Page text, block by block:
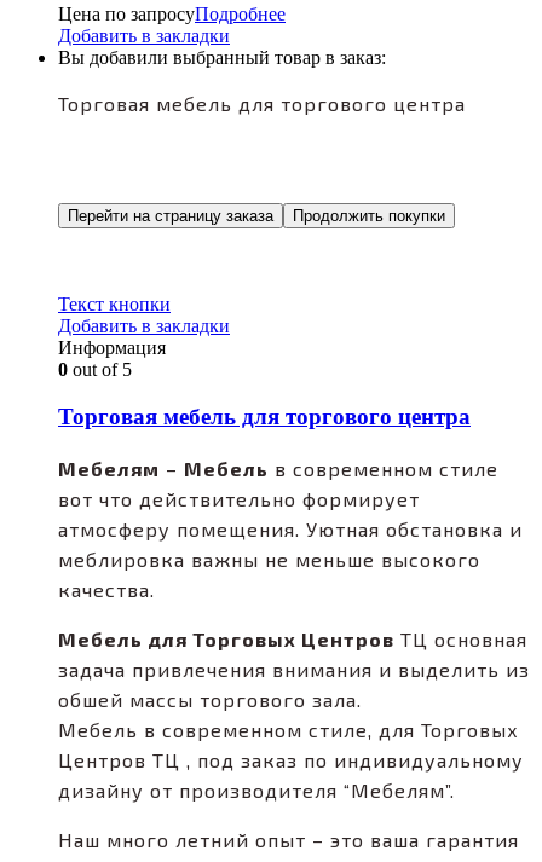
Цена по запросуПодробнее
Добавить в закладки
Вы добавили выбранный товар в заказ:
Торговая мебель для торгового центра
Перейти на страницу заказа Продолжить покупки
Текст кнопки
Добавить в закладки
Информация
0 out of 5
Торговая мебель для торгового центра
Мебелям – Мебель в современном стиле
вот что действительно формирует
атмосферу помещения. Уютная обстановка и
меблировка важны не меньше высокого
качества.
Мебель для Торговых Центров ТЦ основная
задача привлечения внимания и выделить из
обшей массы торгового зала.
Мебель в современном стиле, для Торговых
Центров ТЦ , под заказ по индивидуальному
дизайну от производителя “Мебелям”.
Наш много летний опыт – это ваша гарантия